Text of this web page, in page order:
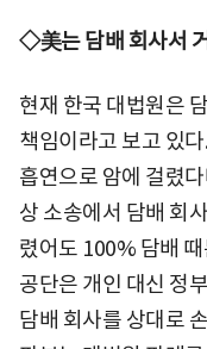
◇美는 담배 회사서
현재 한국 대법원은
책임이라고 보고 있
흡연으로 암에 걸렸
상 소송에서 담배 회
렸어도 100% 담배
공단은 개인 대신 정
담배 회사를 상대로